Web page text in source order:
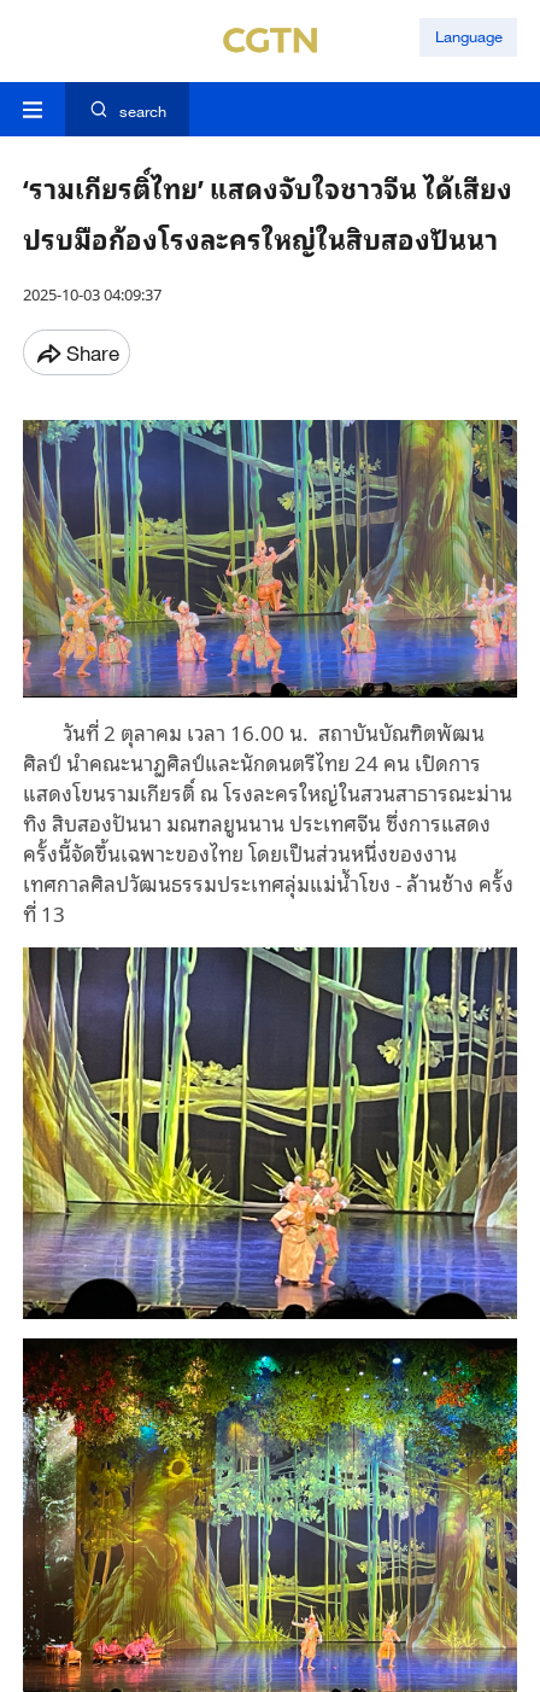
Language
search
‘รามเกียรติ์ไทย’ แสดงจับใจชาวจีน ได้เสียง
ปรบมือก้องโรงละครใหญ่ในสิบสองปันนา
2025-10-03 04:09:37
Share
วันที่ 2 ตุลาคม เวลา 16.00 น. สถาบันบัณฑิตพัฒน
ศิลป์ นำคณะนาฏศิลป์และนักดนตรีไทย 24 คน เปิดการ
แสดงโขนรามเกียรติ์ ณ โรงละครใหญ่ในสวนสาธารณะม่าน
ทิง สิบสองปันนา มณฑลยูนนาน ประเทศจีน ซึ่งการแสดง
ครั้งนี้จัดขึ้นเฉพาะของไทย โดยเป็นส่วนหนึ่งของงาน
เทศกาลศิลปวัฒนธรรมประเทศลุ่มแม่น้ำโขง - ล้านช้าง ครั้ง
ที่ 13